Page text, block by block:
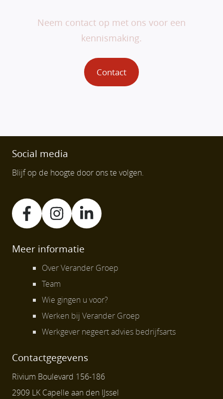
Neem contact op met ons voor een
kennismaking.
Contact
Social media
Blijf op de hoogte door ons te volgen.
Meer informatie
Over Verander Groep
Team
Wie gingen u voor?
Werken bij Verander Groep
Werkgever negeert advies bedrijfsarts
Contactgegevens
Rivium Boulevard 156-186
2909 LK Capelle aan den IJssel